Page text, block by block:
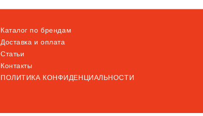
Каталог по брендам
Доставка и оплата
Статьи
Контакты
ПОЛИТИКА КОНФИДЕНЦИАЛЬНОСТИ